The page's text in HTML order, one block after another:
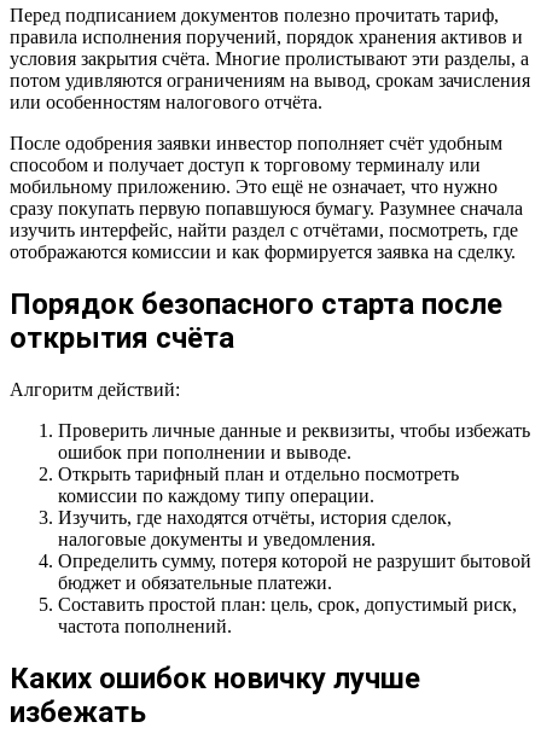
Перед подписанием документов полезно прочитать тариф,
правила исполнения поручений, порядок хранения активов и
условия закрытия счёта. Многие пролистывают эти разделы, а
потом удивляются ограничениям на вывод, срокам зачисления
или особенностям налогового отчёта.
После одобрения заявки инвестор пополняет счёт удобным
способом и получает доступ к торговому терминалу или
мобильному приложению. Это ещё не означает, что нужно
сразу покупать первую попавшуюся бумагу. Разумнее сначала
изучить интерфейс, найти раздел с отчётами, посмотреть, где
отображаются комиссии и как формируется заявка на сделку.
Порядок безопасного старта после
открытия счёта
Алгоритм действий:
Проверить личные данные и реквизиты, чтобы избежать
ошибок при пополнении и выводе.
Открыть тарифный план и отдельно посмотреть
комиссии по каждому типу операции.
Изучить, где находятся отчёты, история сделок,
налоговые документы и уведомления.
Определить сумму, потеря которой не разрушит бытовой
бюджет и обязательные платежи.
Составить простой план: цель, срок, допустимый риск,
частота пополнений.
Каких ошибок новичку лучше
избежать